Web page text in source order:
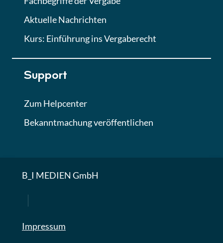
Aktuelle Nachrichten
Kurs: Einführung ins Vergaberecht
Support
Zum Helpcenter
Bekanntmachung veröffentlichen
B_I MEDIEN GmbH
Impressum